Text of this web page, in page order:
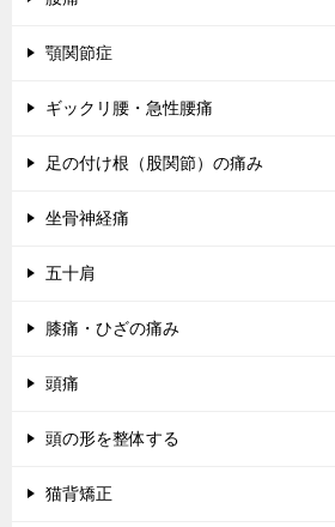
顎関節症
ギックリ腰・急性腰痛
足の付け根（股関節）の痛み
坐骨神経痛
五十肩
膝痛・ひざの痛み
頭痛
頭の形を整体する
猫背矯正